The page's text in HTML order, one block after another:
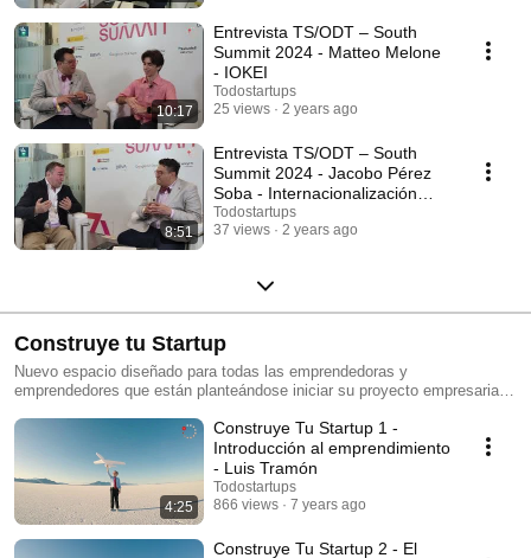
10:17
Entrevista TS/ODT – South
Summit 2024 - Matteo Melone
- IOKEI
Todostartups
25 views
2 years ago
8:51
Entrevista TS/ODT – South
Summit 2024 - Jacobo Pérez
Soba - Internacionalización
Madrid
Todostartups
37 views
2 years ago
Construye tu Startup
Nuevo espacio diseñado para todas las emprendedoras y
emprendedores que están planteándose iniciar su proyecto empresarial y
de crear una empresa desde sus inicios.
4:25
Construye Tu Startup 1 -
Introducción al emprendimiento
- Luis Tramón
Todostartups
866 views
7 years ago
Construye Tu Startup 2 - El